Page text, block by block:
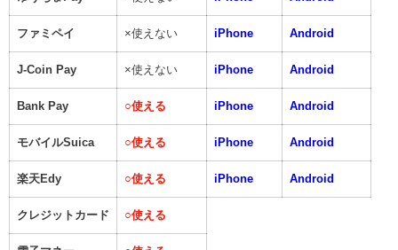
ファミペイ ×使えない iPhone Android
J-Coin Pay ×使えない iPhone Android
Bank Pay ○使える iPhone Android
モバイルSuica ○使える iPhone Android
楽天Edy ○使える iPhone Android
クレジットカード ○使える